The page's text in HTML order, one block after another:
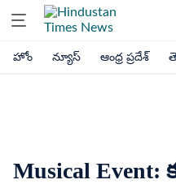
హోం న్యూస్ ఆంధ్ర ప్రదేశ్
Musical